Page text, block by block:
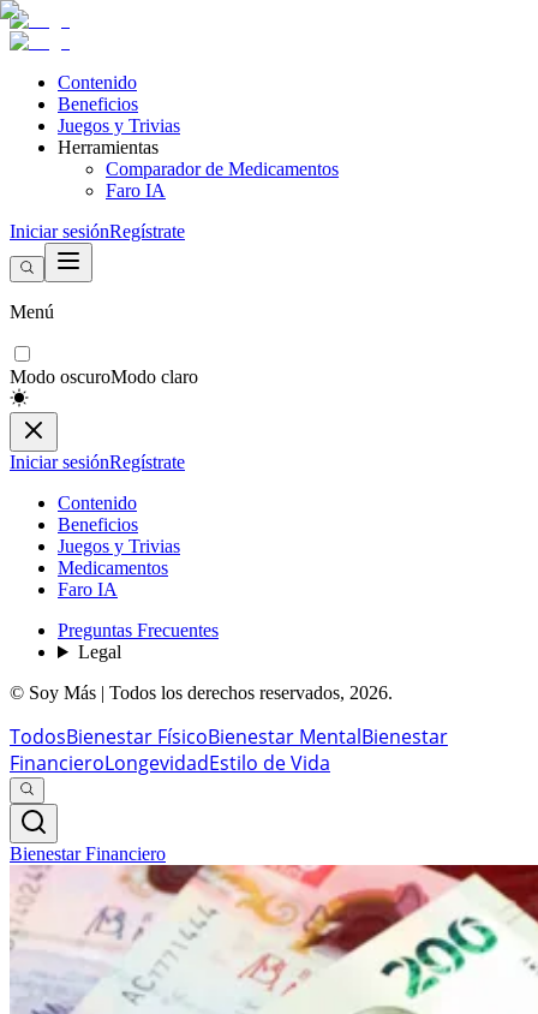
Contenido
Beneficios
Juegos y Trivias
Herramientas
Comparador de Medicamentos
Faro IA
Iniciar sesiónRegístrate
Menú
Modo oscuroModo claro
Iniciar sesiónRegístrate
Contenido
Beneficios
Juegos y Trivias
Medicamentos
Faro IA
Preguntas Frecuentes
Legal
© Soy Más | Todos los derechos reservados, 2026.
TodosBienestar FísicoBienestar MentalBienestar
FinancieroLongevidadEstilo de Vida
Bienestar Financiero